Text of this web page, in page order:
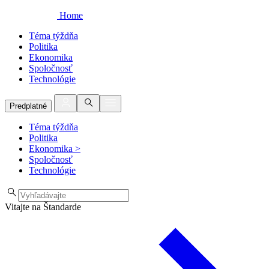
Home
Téma týždňa
Politika
Ekonomika
Spoločnosť
Technológie
Predplatné
Téma týždňa
Politika
Ekonomika >
Spoločnosť
Technológie
Vitajte na Štandarde